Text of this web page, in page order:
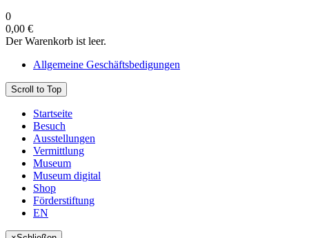
0
0,00 €
Der Warenkorb ist leer.
Allgemeine Geschäftsbedigungen
Scroll to Top
Startseite
Besuch
Ausstellungen
Vermittlung
Museum
Museum digital
Shop
Förderstiftung
EN